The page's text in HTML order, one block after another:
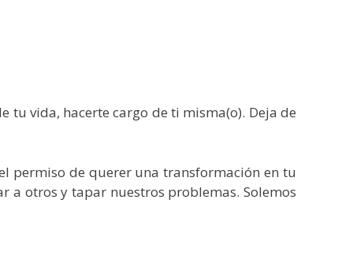
tu vida, hacerte cargo de ti misma(o). Deja de
permiso de querer una transformación en tu
a otros y tapar nuestros problemas. Solemos